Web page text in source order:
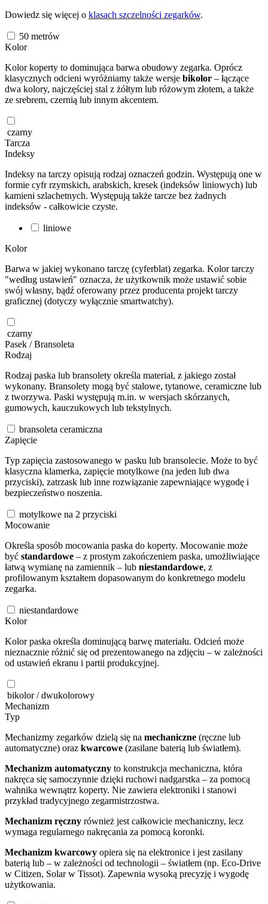
Dowiedz się więcej o klasach szczelności zegarków.
50 metrów
Kolor
Kolor koperty to dominująca barwa obudowy zegarka. Oprócz
klasycznych odcieni wyróżniamy także wersje bikolor – łączące
dwa kolory, najczęściej stal z żółtym lub różowym złotem, a także
ze srebrem, czernią lub innym akcentem.
czarny
Tarcza
Indeksy
Indeksy na tarczy opisują rodzaj oznaczeń godzin. Występują one w
formie cyfr rzymskich, arabskich, kresek (indeksów liniowych) lub
kamieni szlachetnych. Występują także tarcze bez żadnych
indeksów - całkowicie czyste.
liniowe
Kolor
Barwa w jakiej wykonano tarczę (cyferblat) zegarka. Kolor tarczy
"według ustawień" oznacza, że użytkownik może ustawić sobie
swój własny, bądź oferowany przez producenta projekt tarczy
graficznej (dotyczy wyłącznie smartwatchy).
czarny
Pasek / Bransoleta
Rodzaj
Rodzaj paska lub bransolety określa materiał, z jakiego został
wykonany. Bransolety mogą być stalowe, tytanowe, ceramiczne lub
z tworzywa. Paski występują m.in. w wersjach skórzanych,
gumowych, kauczukowych lub tekstylnych.
bransoleta ceramiczna
Zapięcie
Typ zapięcia zastosowanego w pasku lub bransolecie. Może to być
klasyczna klamerka, zapięcie motylkowe (na jeden lub dwa
przyciski), zatrzask lub inne rozwiązanie zapewniające wygodę i
bezpieczeństwo noszenia.
motylkowe na 2 przyciski
Mocowanie
Określa sposób mocowania paska do koperty. Mocowanie może
być standardowe – z prostym zakończeniem paska, umożliwiające
łatwą wymianę na zamiennik – lub niestandardowe, z
profilowanym kształtem dopasowanym do konkretnego modelu
zegarka.
niestandardowe
Kolor
Kolor paska określa dominującą barwę materiału. Odcień może
nieznacznie różnić się od prezentowanego na zdjęciu – w zależności
od ustawień ekranu i partii produkcyjnej.
bikolor / dwukolorowy
Mechanizm
Typ
Mechanizmy zegarków dzielą się na mechaniczne (ręczne lub
automatyczne) oraz kwarcowe (zasilane baterią lub światłem).
Mechanizm automatyczny to konstrukcja mechaniczna, która
nakręca się samoczynnie dzięki ruchowi nadgarstka – za pomocą
wahnika wewnątrz koperty. Nie zawiera elektroniki i stanowi
przykład tradycyjnego zegarmistrzostwa.
Mechanizm ręczny również jest całkowicie mechaniczny, lecz
wymaga regularnego nakręcania za pomocą koronki.
Mechanizm kwarcowy opiera się na elektronice i jest zasilany
baterią lub – w zależności od technologii – światłem (np. Eco-Drive
w Citizen, Solar w Tissot). Zapewnia wysoką precyzję i wygodę
użytkowania.